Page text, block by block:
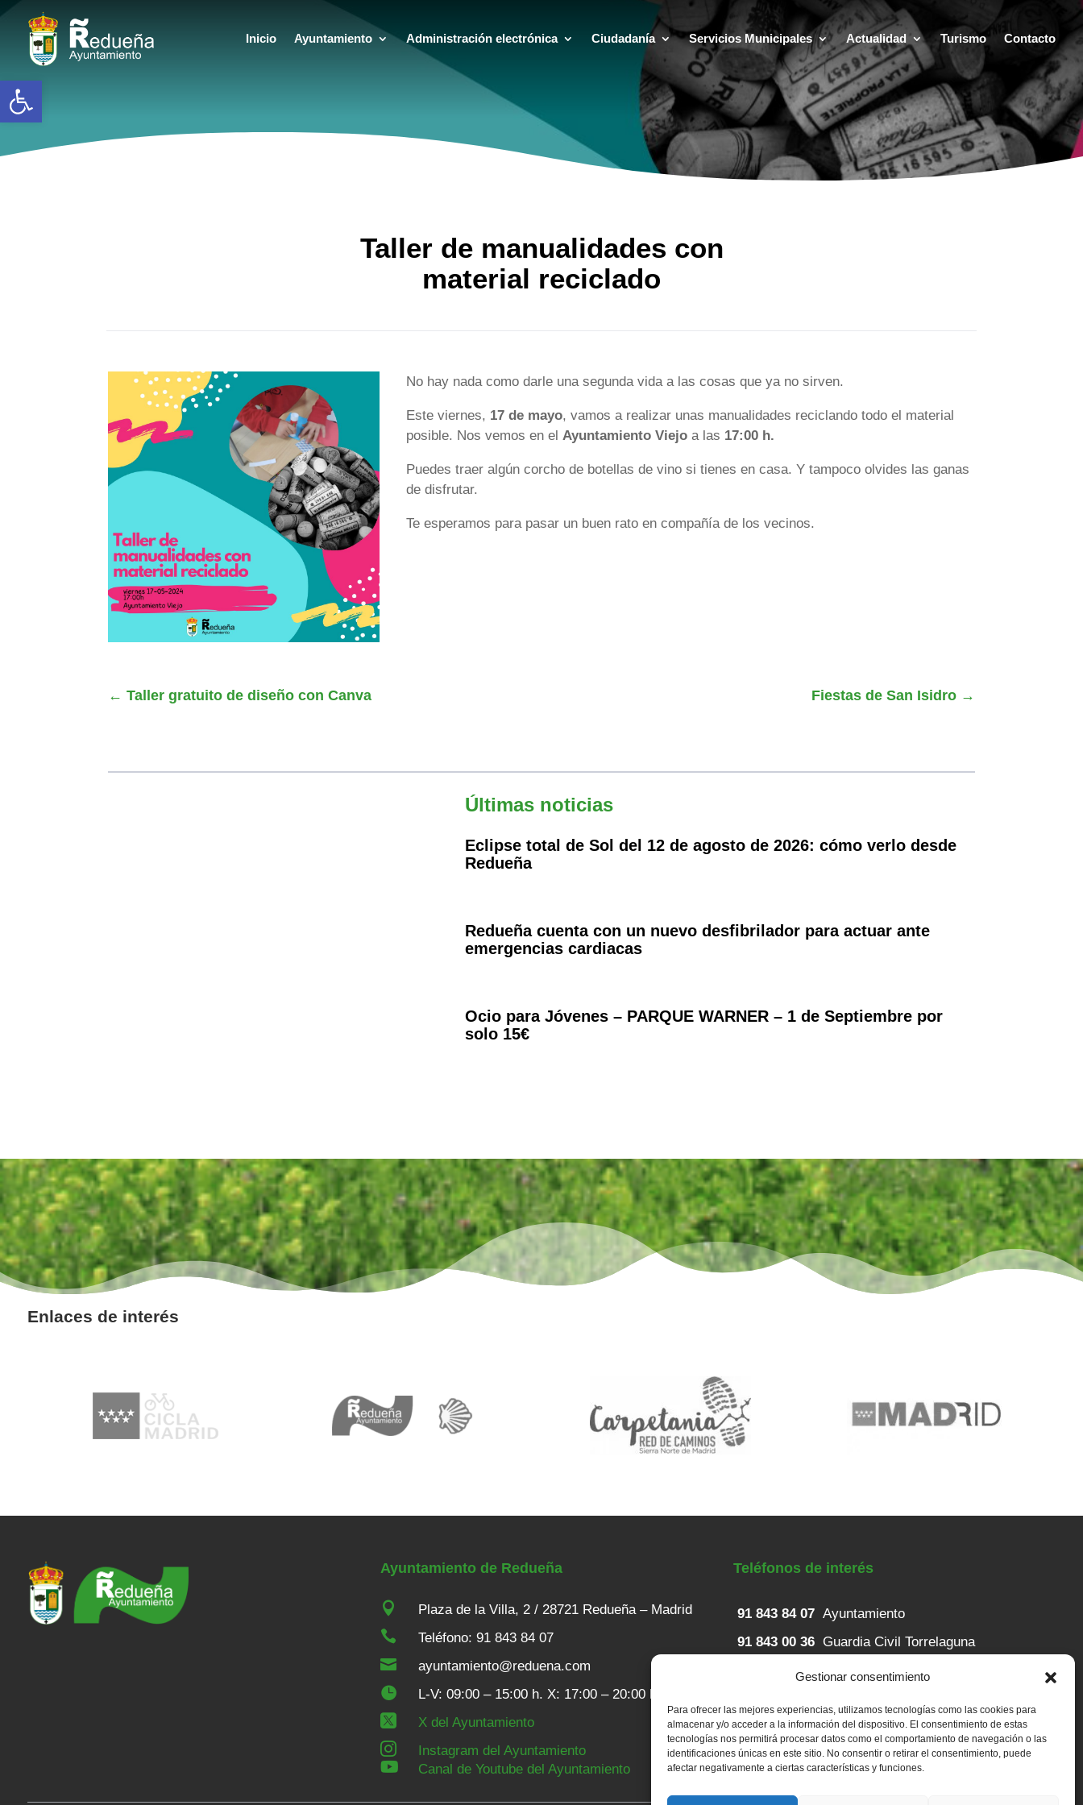
Abrir barra de herramientas
Gestionar consentimiento
Para ofrecer las mejores experiencias, utilizamos tecnologías como las cookies para
almacenar y/o acceder a la información del dispositivo. El consentimiento de estas
tecnologías nos permitirá procesar datos como el comportamiento de navegación o las
identificaciones únicas en este sitio. No consentir o retirar el consentimiento, puede
afectar negativamente a ciertas características y funciones.
Inicio Ayuntamiento Administración electrónica Ciudadanía Servicios Municipales Actualidad Turismo Contacto
Taller de manualidades con
material reciclado
No hay nada como darle una segunda vida a las cosas que ya no sirven.
Este viernes, 17 de mayo, vamos a realizar unas manualidades reciclando todo el material
posible. Nos vemos en el Ayuntamiento Viejoa las 17:00 h.
Puedes traer algún corcho de botellas de vino si tienes en casa. Y tampoco olvides las ganas
de disfrutar.
Te esperamos para pasar un buen rato en compañía de los vecinos.
←Taller gratuito de diseño con Canva Fiestas de San Isidro→
Últimas noticias
Eclipse total de Sol del 12 de agosto de 2026: cómo verlo desde
Redueña
Redueña cuenta con un nuevo desfibrilador para actuar ante
emergencias cardiacas
Ocio para Jóvenes – PARQUE WARNER – 1 de Septiembre por
solo 15€
Enlaces de interés
Ayuntamiento de Redueña
 Plaza de la Villa, 2 / 28721 Redueña – Madrid
 Teléfono: 91 843 84 07
 ayuntamiento@reduena.com
 L-V: 09:00 – 15:00 h. X: 17:00 – 20:00 h
 X del Ayuntamiento
 Instagram del Ayuntamiento
 Canal de Youtube del Ayuntamiento
Teléfonos de interés
91 843 84 07 Ayuntamiento
91 843 00 36 Guardia Civil Torrelaguna
91 843 82 52Casa de Niños
91 843 80 79Centro de salud